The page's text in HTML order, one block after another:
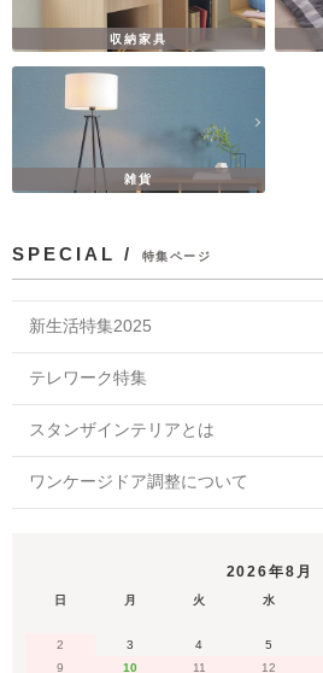
収納家具
雑貨
SPECIAL / 特集ページ
新生活特集2025
テレワーク特集
スタンザインテリアとは
ワンケージドア調整について
2026年8月
日 月 火 水
2
3 4 5
9
10 11 12